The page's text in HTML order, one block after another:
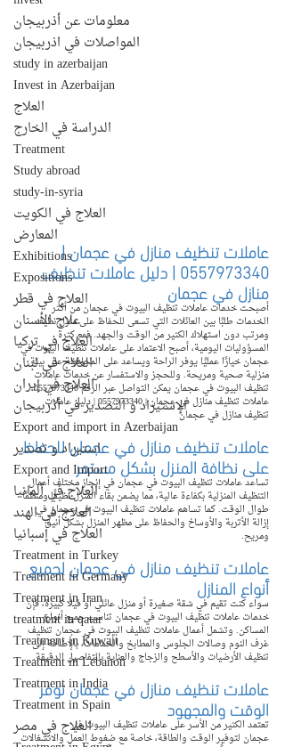
معلومات عن أذربيجان
المواصلات في اذربيجان
study in azerbaijan
Invest in Azerbaijan
العلاج
الدراسة في الخارج
Treatment
Study abroad
study-in-syria
العلاج في الكويت
المعارض
Exhibitions
Expositions
العلاج في قطر
علاج الأسنان
العلاج في تركيا
العلاج في لبنان
العلاج في إيران
الإستيراد و التصدير في أذربيجان
Export and import in Azerbaijan
استيراد و تصدير
Export and Import
العلاج في ألمانيا
العلاج في الهند
العلاج في إسبانيا
Treatment in Turkey
Treatment in Germany
Treatment in Iran
treatment in qatar
Treatment in Kuwait
Treatment in Lebanon
Treatment in India
Treatment in Spain
العلاج في مصر
عاملات تنظيف منازل في عجمان |
0557973340 | دليل عاملات تنظيف
منازل في عجمان
أصبحت خدمات عاملات تنظيف البيوت في عجمان من أكثر
الخدمات طلبًا بين العائلات التي تسعى للحفاظ على منزل نظيف
ومرتب دون استهلاك الكثير من الوقت والجهد. فمع كثرة
المسؤوليات اليومية، أصبح الاعتماد على عاملات تنظيف البيوت في
عجمان خيارًا عمليًا يوفر الراحة ويساعد على المحافظة على بيئة
منزلية صحية ومريحة. وللحجز والاستفسار عن خدمات عاملات
تنظيف البيوت في عجمان يمكن التواصل عبر الرقم 0557973340.
عاملات تنظيف منازل في عجمان | 0557973340 | دليل عاملات
تنظيف منازل في عجمان
عاملات تنظيف منازل في عجمان للحفاظ
على نظافة المنزل بشكل مستمر
تساعد عاملات تنظيف البيوت في عجمان في إنجاز مختلف أعمال
التنظيف المنزلية بكفاءة عالية، مما يضمن بقاء المنزل نظيفًا ومنظمًا
طوال الوقت. كما تساهم عاملات تنظيف البيوت في عجمان في
إزالة الأتربة والأوساخ والحفاظ على مظهر المنزل بشكل أنيق
ومريح.
عاملات تنظيف منازل في عجمان لجميع
أنواع المنازل
سواء كنت تقيم في شقة صغيرة أو منزل عائلي أو فيلا كبيرة، فإن
خدمات عاملات تنظيف البيوت في عجمان تناسب جميع أنواع
المساكن. وتشمل أعمال عاملات تنظيف البيوت في عجمان تنظيف
غرف النوم وصالات الجلوس والمطابخ والحمامات، بالإضافة إلى
تنظيف الأرضيات والأسطح والزجاج والعناية بالتفاصيل الدقيقة.
عاملات تنظيف منازل في عجمان توفر
الوقت والمجهود
تعتمد الكثير من الأسر على عاملات تنظيف البيوت في
عجمان لتوفير الوقت والطاقة، خاصة مع ضغوط العمل والانشغالات